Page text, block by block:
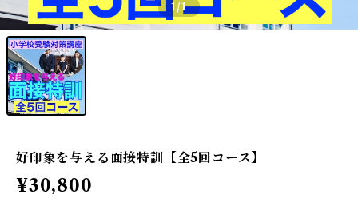
1/1
好印象を与える面接特訓【全5回コース】
¥30,800